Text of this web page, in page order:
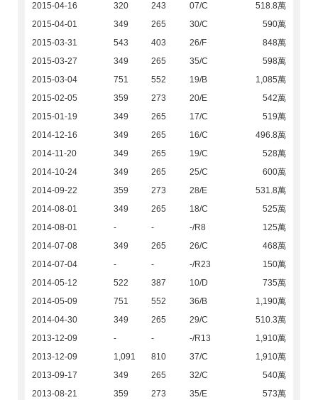
2015-04-16
320 243 07/C
518.8萬
2015-04-01
349 265 30/C
590萬
2015-03-31
543 403 26/F
848萬
2015-03-27
349 265 35/C
598萬
2015-03-04
751 552 19/B
1,085萬
2015-02-05
359 273 20/E
542萬
2015-01-19
349 265 17/C
519萬
2014-12-16
349 265 16/C
496.8萬
2014-11-20
349 265 19/C
528萬
2014-10-24
349 265 25/C
600萬
2014-09-22
359 273 28/E
531.8萬
2014-08-01
349 265 18/C
525萬
2014-08-01
- - -/R8
125萬
2014-07-08
349 265 26/C
468萬
2014-07-04
- - -/R23
150萬
2014-05-12
522 387 10/D
735萬
2014-05-09
751 552 36/B
1,190萬
2014-04-30
349 265 29/C
510.3萬
2013-12-09
- - -/R13
1,910萬
2013-12-09
1,091 810 37/C
1,910萬
2013-09-17
349 265 32/C
540萬
2013-08-21
359 273 35/E
573萬